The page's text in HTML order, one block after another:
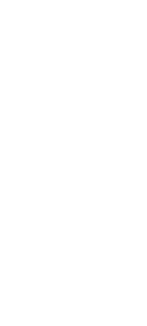
in die